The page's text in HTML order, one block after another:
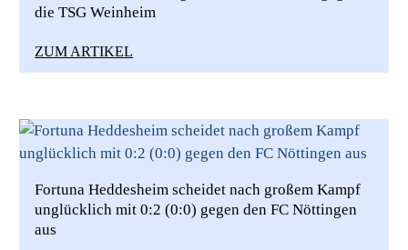
die TSG Weinheim
ZUM ARTIKEL
Fortuna Heddesheim scheidet nach großem Kampf
unglücklich mit 0:2 (0:0) gegen den FC Nöttingen
aus